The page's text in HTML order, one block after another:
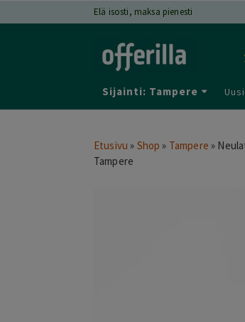
Elä isosti, maksa pienesti
Sijainti: Tampere
Etusivu » Shop » Tampere »
Tampere